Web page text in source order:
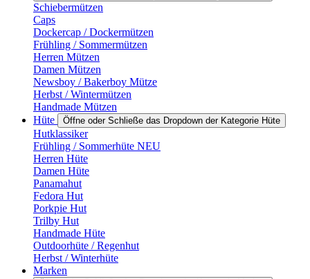
Schiebermützen
Caps
Dockercap / Dockermützen
Frühling / Sommermützen
Herren Mützen
Damen Mützen
Newsboy / Bakerboy Mütze
Herbst / Wintermützen
Handmade Mützen
Hüte
Öffne oder Schließe das Dropdown der Kategorie Hüte
Hutklassiker
Frühling / Sommerhüte NEU
Herren Hüte
Damen Hüte
Panamahut
Fedora Hut
Porkpie Hut
Trilby Hut
Handmade Hüte
Outdoorhüte / Regenhut
Herbst / Winterhüte
Marken